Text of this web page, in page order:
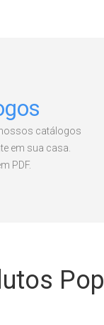
catálogos
em sua casa.
PDF.